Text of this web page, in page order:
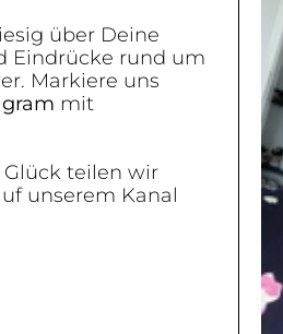
über Deine
Eindrücke rund um
Markiere uns
mit
teilen wir
unserem Kanal